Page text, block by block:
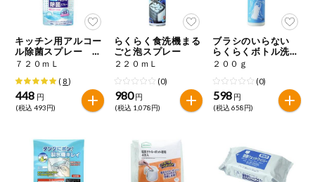
サプリメン
ト・栄養補助
食品
アレルゲン対
応
エシカル
推しコープ
キッチン用アルコー
ル除菌スプレー つ
めかえ用
７２０ｍＬ
( 8)
448 円
(税込 493円)
らくらく食洗機まる
ごと泡スプレー
２２０ｍＬ
(0)
980 円
(税込 1,078円)
ブラシのいらない
らくらくボトル洗浄
剤
２００ｇ
(0)
598 円
(税込 658円)